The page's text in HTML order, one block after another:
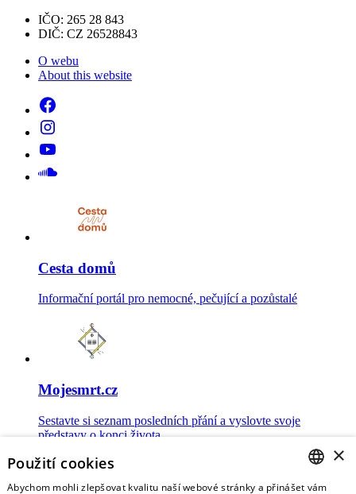
IČO: 265 28 843
DIČ: CZ 26528843
O webu
About this website
Cesta domů
Informační portál pro nemocné, pečující a pozůstalé
Mojesmrt.cz
Sestavte si seznam posledních přání a vyslovte svoje
představy o konci života
×
Použití cookies
Abychom mohli zlepšovat kvalitu naší webové stránky a přinášet vám